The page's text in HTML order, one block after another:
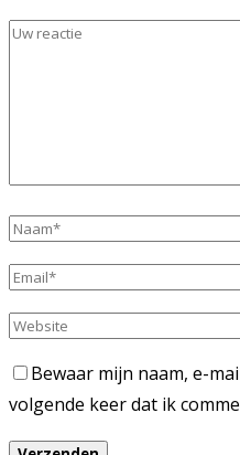
Bewaar mijn naam, e-
volgende keer dat ik